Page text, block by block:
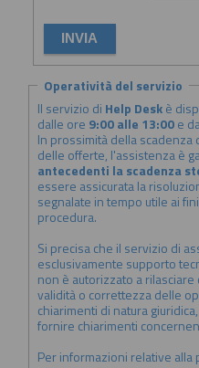
Operatività del servizio
Il servizio di Help Deskè
dalle ore 9:00 alle 13:00e
In prossimità della
delle offerte, l'assistenza è
antecedenti la scadenza
essere assicurata la
segnalate in tempo utile ai
procedura.
Si precisa che il servizio di
esclusivamente supporto
non è autorizzato a
validità o correttezza delle
chiarimenti di natura
fornire chiarimenti
Per informazioni relative